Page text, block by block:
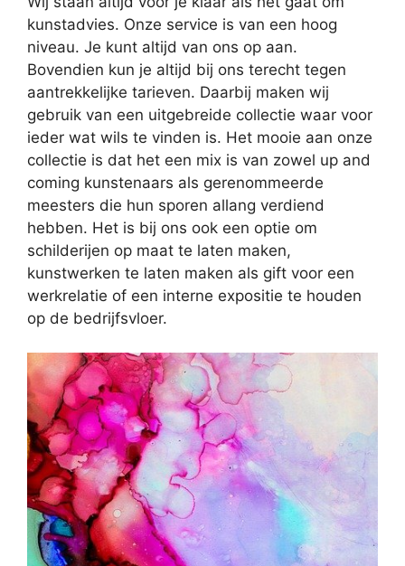
kunstadvies. Onze service is van een hoog
niveau. Je kunt altijd van ons op aan.
Bovendien kun je altijd bij ons terecht tegen
aantrekkelijke tarieven. Daarbij maken wij
gebruik van een uitgebreide collectie waar voor
ieder wat wils te vinden is. Het mooie aan onze
collectie is dat het een mix is van zowel up and
coming kunstenaars als gerenommeerde
meesters die hun sporen allang verdiend
hebben. Het is bij ons ook een optie om
schilderijen op maat te laten maken,
kunstwerken te laten maken als gift voor een
werkrelatie of een interne expositie te houden
op de bedrijfsvloer.